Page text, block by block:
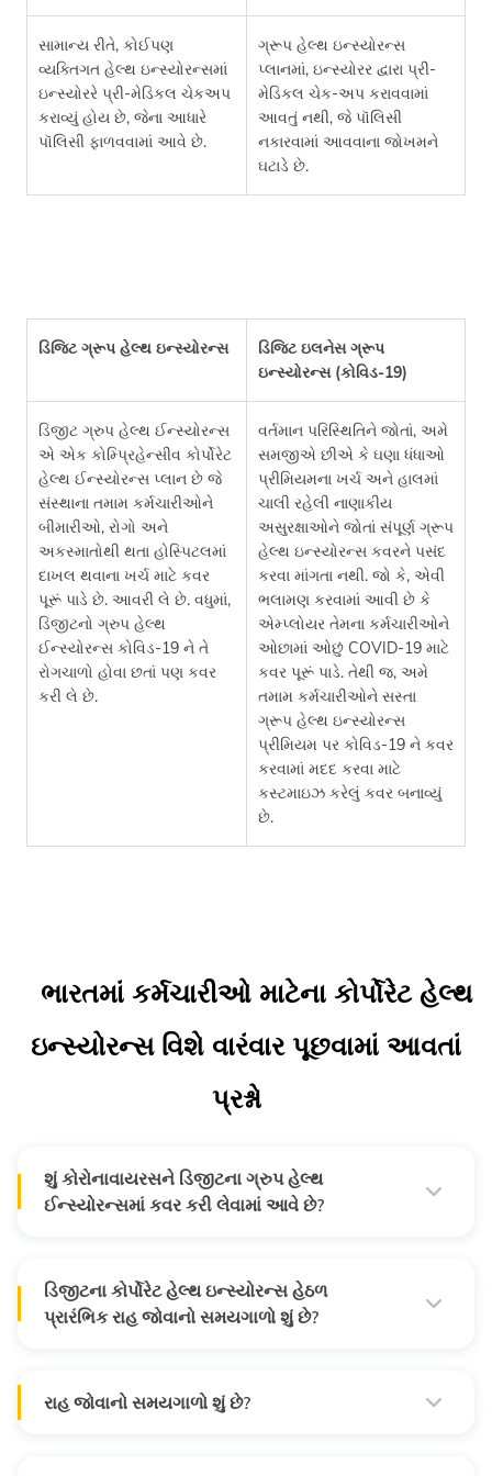
સામાન્ય રીતે, કોઈપણ
વ્યક્તિગત હેલ્થ ઇન્સ્યોરન્સમાં
ઇન્સ્યોરરે પ્રી-મેડિકલ ચેકઅપ
કરાવ્યું હોય છે, જેના આધારે
પૉલિસી ફાળવવામાં આવે છે.
ગ્રૂપ હેલ્થ ઇન્સ્યોરન્સ
પ્લાનમાં, ઇન્સ્યોરર દ્વારા પ્રી-
મેડિકલ ચેક-અપ કરાવવામાં
આવતું નથી, જે પૉલિસી
નકારવામાં આવવાના જોખમને
ઘટાડે છે.
ડિજિટ ગ્રૂપ હેલ્થ ઇન્સ્યોરન્સ
ડિજિટ ઇલનેસ ગ્રૂપ
ઇન્સ્યોરન્સ (કોવિડ-19)
ડિજીટ ગ્રુપ હેલ્થ ઈન્સ્યોરન્સ
એ એક કોમ્પ્રિહેન્સીવ કોર્પોરેટ
હેલ્થ ઈન્સ્યોરન્સ પ્લાન છે જે
સંસ્થાના તમામ કર્મચારીઓને
બીમારીઓ, રોગો અને
અકસ્માતોથી થતા હોસ્પિટલમાં
દાખલ થવાના ખર્ચ માટે કવર
પૂરૂં પાડે છે. આવરી લે છે. વધુમાં,
ડિજીટનો ગ્રુપ હેલ્થ
ઈન્સ્યોરન્સ કોવિડ-19 ને તે
રોગચાળો હોવા છતાં પણ કવર
કરી લે છે.
વર્તમાન પરિસ્થિતિને જોતાં, અમે
સમજીએ છીએ કે ઘણા ધંધાઓ
પ્રીમિયમના ખર્ચ અને હાલમાં
ચાલી રહેલી નાણાકીય
અસુરક્ષાઓને જોતાં સંપૂર્ણ ગ્રૂપ
હેલ્થ ઇન્સ્યોરન્સ કવરને પસંદ
કરવા માંગતા નથી. જો કે, એવી
ભલામણ કરવામાં આવી છે કે
એમ્પ્લોયર તેમના કર્મચારીઓને
ઓછામાં ઓછું COVID-19 માટે
કવર પૂરૂં પાડે. તેથી જ, અમે
તમામ કર્મચારીઓને સસ્તા
ગ્રૂપ હેલ્થ ઇન્સ્યોરન્સ
પ્રીમિયમ પર કોવિડ-19 ને કવર
કરવામાં મદદ કરવા માટે
કસ્ટમાઇઝ કરેલું કવર બનાવ્યું
છે.
ભારતમાં કર્મચારીઓ માટેના કોર્પોરેટ હેલ્થ
ઇન્સ્યોરન્સ વિશે વારંવાર પૂછવામાં આવતાં
પ્રશ્નો
શું કોરોનાવાયરસને ડિજીટના ગ્રુપ હેલ્થ
ઈન્સ્યોરન્સમાં કવર કરી લેવામાં આવે છે?
ડિજીટના કોર્પોરેટ હેલ્થ ઇન્સ્યોરન્સ હેઠળ
પ્રારંભિક રાહ જોવાનો સમયગાળો શું છે?
રાહ જોવાનો સમયગાળો શું છે?